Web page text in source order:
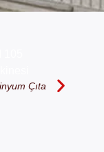
Çıta
Özgenç